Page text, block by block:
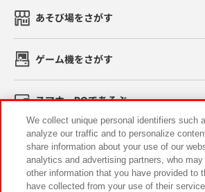
あそび場をさがす
ゲーム機をさがす
スマホ・PCであそぶ
イベント・キャンペーン
We collect unique personal identifiers such
analyze our traffic and to personalize
share information about your use of our
analytics and advertising partners, who
other information that you have provided to
have collected from your use of their